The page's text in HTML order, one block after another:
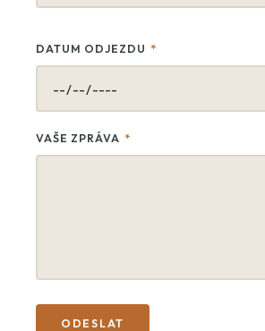
DATUM ODJEZDU *
VAŠE ZPRÁVA *
ODESLAT